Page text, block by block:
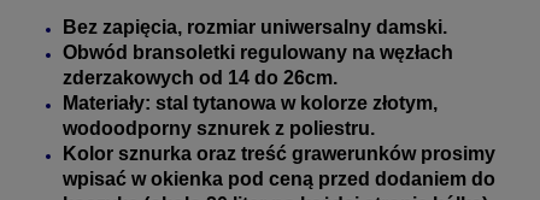
Bez zapięcia, rozmiar uniwersalny damski.
Obwód bransoletki regulowany na węzłach
zderzakowych od 14 do 26cm.
Materiały: stal tytanowa w kolorze złotym,
wodoodporny sznurek z poliestru.
Kolor sznurka oraz treść grawerunków prosimy
wpisać w okienka pod ceną przed dodaniem do